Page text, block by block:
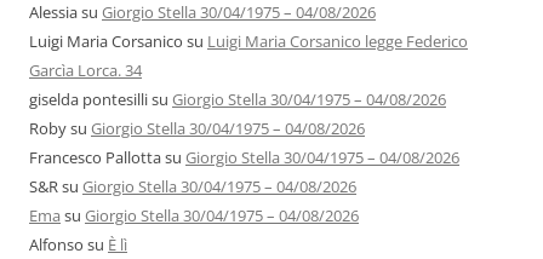
Alessiasu Giorgio Stella 30/04/1975 – 04/08/2026
Luigi Maria Corsanico su Luigi Maria Corsanico legge Federico
Garcìa Lorca. 34
giselda pontesillisu Giorgio Stella 30/04/1975 – 04/08/2026
Robysu Giorgio Stella 30/04/1975 – 04/08/2026
Francesco Pallottasu Giorgio Stella 30/04/1975 – 04/08/2026
S&Rsu Giorgio Stella 30/04/1975 – 04/08/2026
Ema su Giorgio Stella 30/04/1975 – 04/08/2026
Alfonso su È lì